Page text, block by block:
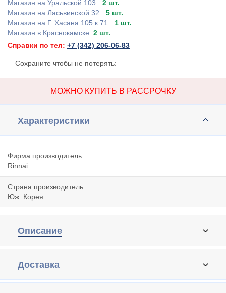
Магазин на Уральской 103:
2 шт.
Магазин на Ласьвинской 32:
5 шт.
Магазин на Г. Хасана 105 к.71:
1 шт.
Магазин в Краснокамске: 2 шт.
Справки по тел: +7 (342) 206-06-83
Сохраните чтобы не потерять:
МОЖНО КУПИТЬ В РАССРОЧКУ
Характеристики
Фирма производитель:
Rinnai
Страна производитель:
Юж. Корея
Описание
Доставка